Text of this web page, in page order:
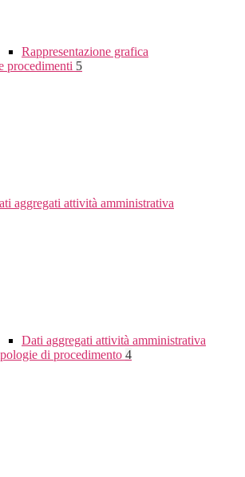
Rappresentazione grafica
procedimenti 5
aggregati attività amministrativa
Dati aggregati attività amministrativa
di procedimento 4